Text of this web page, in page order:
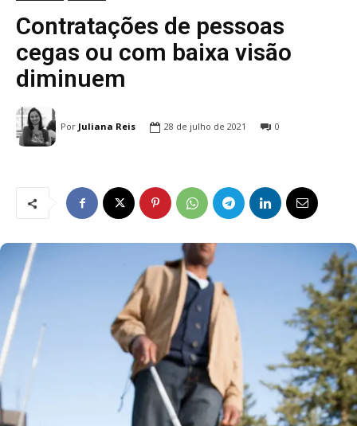
Contratações de pessoas
cegas ou com baixa visão
diminuem
Por Juliana Reis 28 de julho de 2021 0